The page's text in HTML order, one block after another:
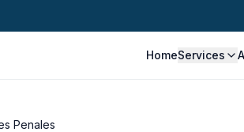
HomeServices
Penales